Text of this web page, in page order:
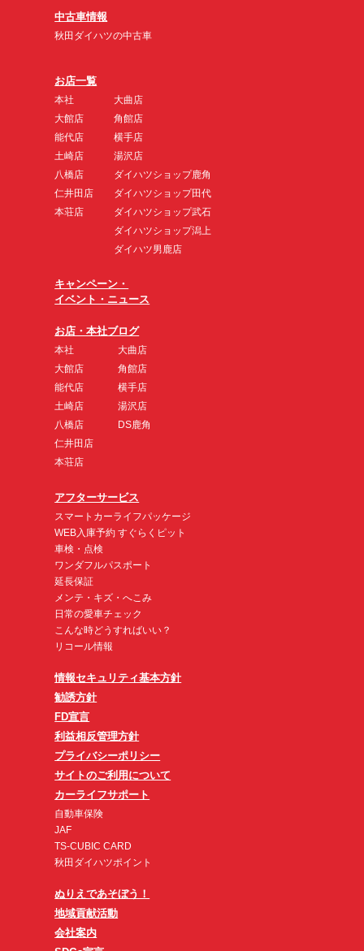
中古車情報
秋田ダイハツの中古車
お店一覧
本社
大館店
能代店
土崎店
八橋店
仁井田店
本荘店
大曲店
角館店
横手店
湯沢店
ダイハツショップ鹿角
ダイハツショップ田代
ダイハツショップ武石
ダイハツショップ潟上
ダイハツ男鹿店
キャンペーン・
イベント・ニュース
お店・本社ブログ
本社
大館店
能代店
土崎店
八橋店
仁井田店
本荘店
大曲店
角館店
横手店
湯沢店
DS鹿角
アフターサービス
スマートカーライフパッケージ
WEB入庫予約 すぐらくピット
車検・点検
ワンダフルパスポート
延長保証
メンテ・キズ・へこみ
日常の愛車チェック
こんな時どうすればいい？
リコール情報
情報セキュリティ基本方針
勧誘方針
FD宣言
利益相反管理方針
プライバシーポリシー
サイトのご利用について
カーライフサポート
自動車保険
JAF
TS-CUBIC CARD
秋田ダイハツポイント
ぬりえであそぼう！
地域貢献活動
会社案内